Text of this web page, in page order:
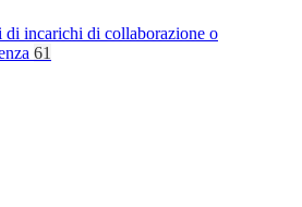
di incarichi di collaborazione o
61